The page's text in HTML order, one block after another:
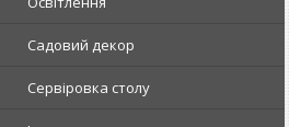
Садовий декор
Сервіровка столу